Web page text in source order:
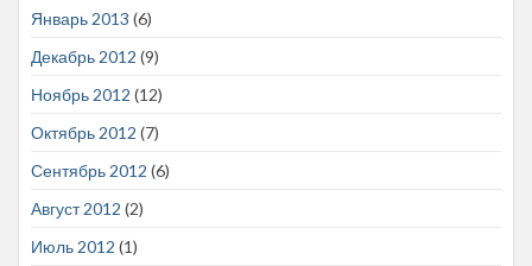
Январь 2013 (6)
Декабрь 2012 (9)
Ноябрь 2012 (12)
Октябрь 2012 (7)
Сентябрь 2012 (6)
Август 2012 (2)
Июль 2012 (1)